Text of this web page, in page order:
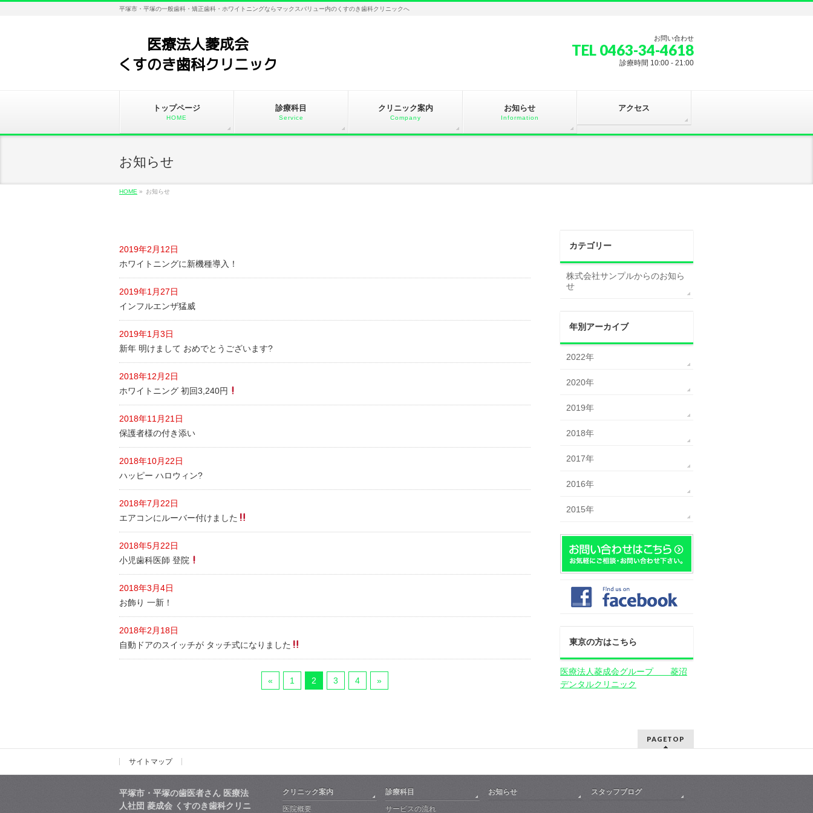
平塚市・平塚の一般歯科・矯正歯科・ホワイトニングならマックスバリュー内のくすのき歯科クリニックへ
お問い合わせ
TEL 0463-34-4618
診療時間 10:00 - 21:00
トップページ
HOME
診療科目
Service
クリニック案内
Company
お知らせ
Information
アクセス
お知らせ
HOME » お知らせ
2019年2月12日
ホワイトニングに新機種導入！
2019年1月27日
インフルエンザ猛威
2019年1月3日
新年 明けまして おめでとうございます?
2018年12月2日
ホワイトニング 初回3,240円
2018年11月21日
保護者様の付き添い
2018年10月22日
ハッピー ハロウィン?
2018年7月22日
エアコンにルーバー付けました
2018年5月22日
小児歯科医師 登院
2018年3月4日
お飾り 一新！
2018年2月18日
自動ドアのスイッチが タッチ式になりました
« 1 2 3 4 »
カテゴリー
株式会社サンプルからのお知ら
せ
年別アーカイブ
2022年
2020年
2019年
2018年
2017年
2016年
2015年
東京の方はこちら
医療法人菱成会グループ 菱沼
デンタルクリニック
PAGETOP
サイトマップ
平塚市・平塚の歯医者さん 医療法
人社団 菱成会 くすのき歯科クリニ
クリニック案内
医院概要
診療科目
サービスの流れ
お知らせ スタッフブログ